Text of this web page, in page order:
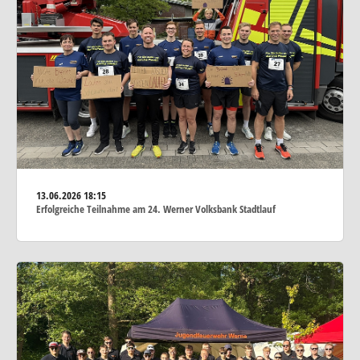
13.06.202618:15
Erfolgreiche Teilnahme am 24. Werner Volksbank Stadtlauf